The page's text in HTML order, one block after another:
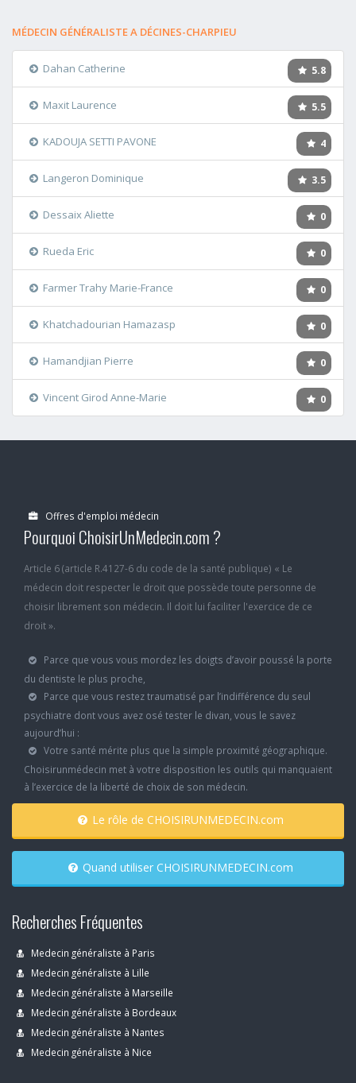
MÉDECIN GÉNÉRALISTE A DÉCINES-CHARPIEU
5.8
Dahan Catherine
5.5
Maxit Laurence
4
KADOUJA SETTI PAVONE
3.5
Langeron Dominique
0
Dessaix Aliette
0
Rueda Eric
0
Farmer Trahy Marie-France
0
Khatchadourian Hamazasp
0
Hamandjian Pierre
0
Vincent Girod Anne-Marie
Offres d'emploi médecin
Pourquoi ChoisirUnMedecin.com ?
Article 6 (article R.4127-6 du code de la santé publique) « Le
médecin doit respecter le droit que possède toute personne de
choisir librement son médecin. Il doit lui faciliter l'exercice de ce
droit ».
Parce que vous vous mordez les doigts d’avoir poussé la porte
du dentiste le plus proche,
Parce que vous restez traumatisé par l’indifférence du seul
psychiatre dont vous avez osé tester le divan, vous le savez
aujourd’hui :
Votre santé mérite plus que la simple proximité géographique.
Choisirunmédecin met à votre disposition les outils qui manquaient
à l’exercice de la liberté de choix de son médecin.
Le rôle de CHOISIRUNMEDECIN.com
Quand utiliser CHOISIRUNMEDECIN.com
Recherches Fréquentes
Medecin généraliste à Paris
Medecin généraliste à Lille
Medecin généraliste à Marseille
Medecin généraliste à Bordeaux
Medecin généraliste à Nantes
Medecin généraliste à Nice